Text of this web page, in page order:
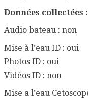
Données collectées :
Audio bateau : non
Mise à l’eau ID : oui
Photos ID : oui
Vidéos ID : non
Mise a l’eau